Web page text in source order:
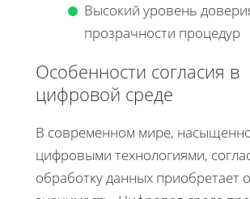
Высокий уровень
прозрачности процедур
Особенности согласия в
цифровой среде
В современном мире,
цифровыми технологиями,
обработку данных приобретает